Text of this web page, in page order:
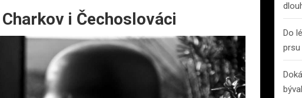
i Čechoslováci
Do
prsu